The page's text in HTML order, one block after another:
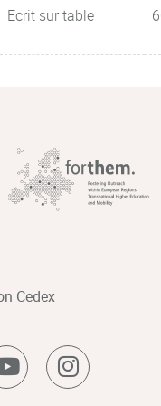
Ecrit sur table
Cedex